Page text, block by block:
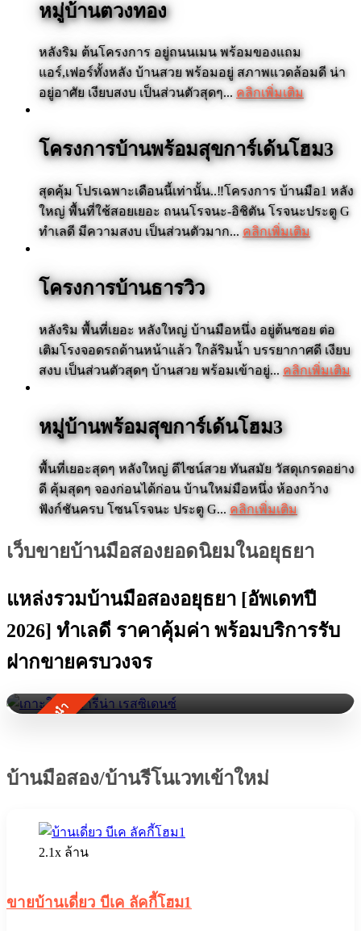
หมู่บ้านตวงทอง
หลังริม ต้นโครงการ อยู่ถนนเมน พร้อมของแถม
แอร์,เฟอร์ทั้งหลัง บ้านสวย พร้อมอยู่ สภาพแวดล้อมดี น่า
อยู่อาศัย เงียบสงบ เป็นส่วนตัวสุดๆ... คลิกเพิ่มเติม
โครงการบ้านพร้อมสุขการ์เด้นโฮม3
สุดคุ้ม โปรเฉพาะเดือนนี้เท่านั้น..‼️โครงการ บ้านมือ1 หลัง
ใหญ่ พื้นที่ใช้สอยเยอะ ถนนโรจนะ-อิชิตัน โรจนะประตู G
ทำเลดี มีความสงบ เป็นส่วนตัวมาก... คลิกเพิ่มเติม
โครงการบ้านธารวิว
หลังริม พื้นที่เยอะ หลังใหญ่ บ้านมือหนึ่ง อยู่ต้นซอย ต่อ
เติมโรงจอดรถด้านหน้าแล้ว ใกล้ริมน้ำ บรรยากาศดี เงียบ
สงบ เป็นส่วนตัวสุดๆ บ้านสวย พร้อมเข้าอยู่...คลิกเพิ่มเติม
หมู่บ้านพร้อมสุขการ์เด้นโฮม3
พื้นที่เยอะสุดๆ หลังใหญ่ ดีไซน์สวย ทันสมัย วัสดุเกรดอย่าง
ดี คุ้มสุดๆ จองก่อนได้ก่อน บ้านใหม่มือหนึ่ง ห้องกว้าง
ฟังก์ชันครบ โซนโรจนะ ประตู G... คลิกเพิ่มเติม
เว็บขายบ้านมือสองยอดนิยมในอยุธยา
แหล่งรวมบ้านมือสองอยุธยา [อัพเดทปี
2026] ทำเลดี ราคาคุ้มค่า พร้อมบริการรับ
ฝากขายครบวงจร
ทรัพย์แนะนำ
บ้านมือสอง/บ้านรีโนเวทเข้าใหม่
2.1x ล้าน
ขายบ้านเดี่ยว บีเค ลัคกี้โฮม1